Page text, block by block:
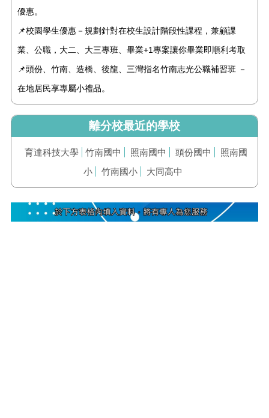
優惠。
📌校園學生優惠－規劃針對在校生設計階段性課程，兼顧課
業、公職，大二、大三專班、畢業+1專案讓你畢業即順利考取
📌頭份、竹南、造橋、後龍、三灣指名竹南志光公職補習班 －
在地居民享專屬小禮品。
離分校最近的學校
育達科技大學 竹南國中 照南國中 頭份國中
照南國
小
竹南國小 大同高中